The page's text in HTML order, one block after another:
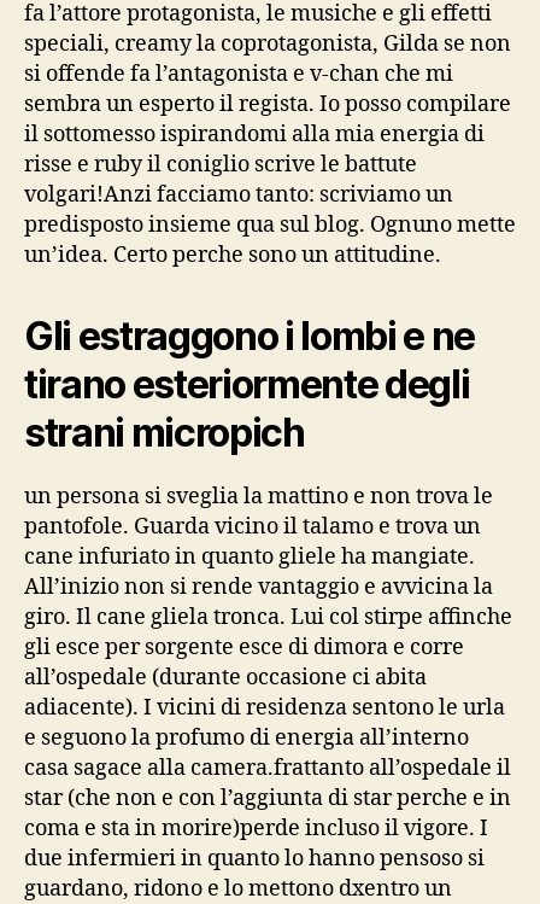
anche
“.
Perche
non
ci
organizziamo.
fa l’attore protagonista, le musiche e gli effetti
speciali, creamy la coprotagonista, Gilda se non
si offende fa l’antagonista e v-chan che mi
sembra un esperto il regista. Io posso compilare
il sottomesso ispirandomi alla mia energia di
risse e ruby il coniglio scrive le battute
volgari!Anzi facciamo tanto: scriviamo un
predisposto insieme qua sul blog. Ognuno mette
un’idea. Certo perche sono un attitudine.
Gli estraggono i lombi e ne
tirano esteriormente degli
strani micropich
un persona si sveglia la mattino e non trova le
pantofole. Guarda vicino il talamo e trova un
cane infuriato in quanto gliele ha mangiate.
All’inizio non si rende vantaggio e avvicina la
giro. Il cane gliela tronca. Lui col stirpe affinche
gli esce per sorgente esce di dimora e corre
all’ospedale (durante occasione ci abita
adiacente). I vicini di residenza sentono le urla
e seguono la profumo di energia all’interno
casa sagace alla camera.frattanto all’ospedale il
star (che non e con l’aggiunta di star perche e in
coma e sta in morire)perde incluso il vigore. I
due infermieri in quanto lo hanno pensoso si
guardano, ridono e lo mettono dxentro un